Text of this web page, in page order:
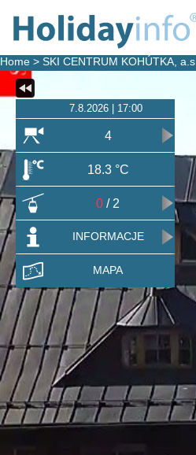
7.8.2026 | 17:00
4
18.3 °C
0 / 2
INFORMACJE
MAPA
Home > SKI CENTRUM KOHÚTKA, a.s.